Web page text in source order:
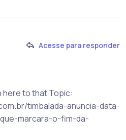
Acesse para responder
here to that Topic:
timbalada-anuncia-data-
marcara-o-fim-da-